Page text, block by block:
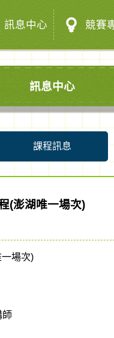
訊息中心 競賽
訊息中心
課程訊息
(澎湖唯一場次)
場次)
師